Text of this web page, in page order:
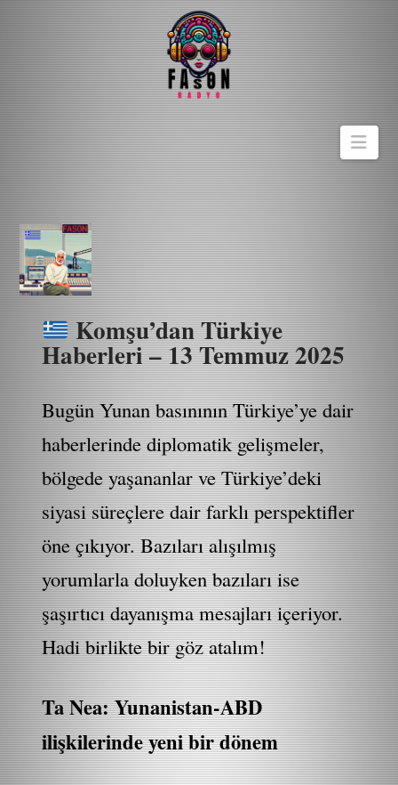
Komşu’dan Türkiye
Haberleri – 13 Temmuz 2025
Bugün Yunan basınının Türkiye’ye dair
haberlerinde diplomatik gelişmeler,
bölgede yaşananlar ve Türkiye’deki
siyasi süreçlere dair farklı perspektifler
öne çıkıyor. Bazıları alışılmış
yorumlarla doluyken bazıları ise
şaşırtıcı dayanışma mesajları içeriyor.
Hadi birlikte bir göz atalım!
Ta Nea: Yunanistan-ABD
ilişkilerinde yeni bir dönem